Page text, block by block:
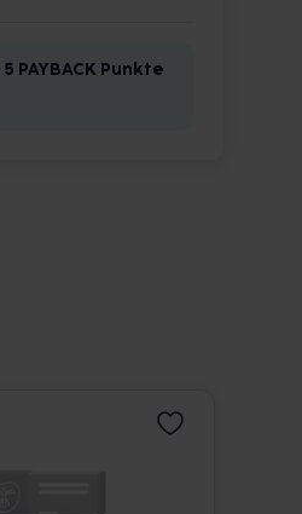
5 PAYBACK Punkte